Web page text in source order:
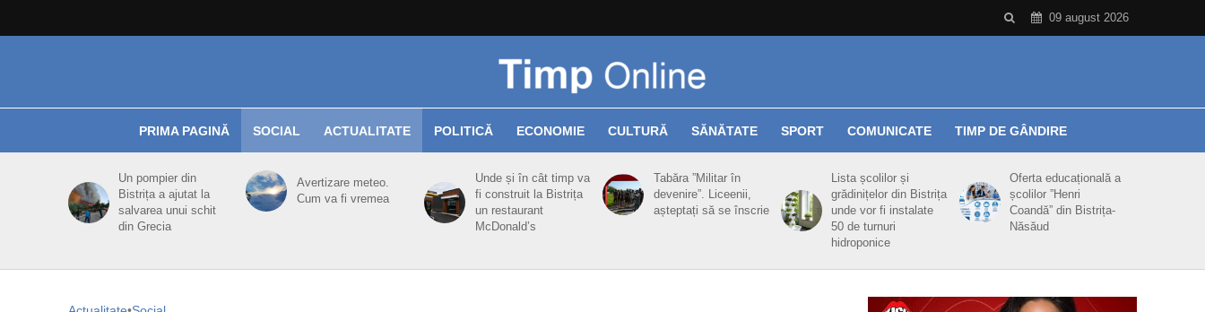
09 august 2026
PRIMA PAGINĂ SOCIAL ACTUALITATE POLITICĂ ECONOMIE CULTURĂ SĂNĂTATE SPORT COMUNICATE TIMP DE GÂNDIRE
Un pompier din
Bistrița a ajutat la
salvarea unui schit
din Grecia
Avertizare meteo.
Cum va fi vremea
Unde și în cât timp va
fi construit la Bistrița
un restaurant
McDonald’s
Tabăra ”Militar în
devenire”. Liceenii,
așteptați să se înscrie
Lista școlilor și
grădinițelor din Bistrița
unde vor fi instalate
50 de turnuri
hidroponice
Oferta educațională a
școlilor ”Henri
Coandă” din Bistrița-
Năsăud